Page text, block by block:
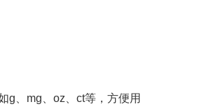
g、mg、oz、ct等，方便用